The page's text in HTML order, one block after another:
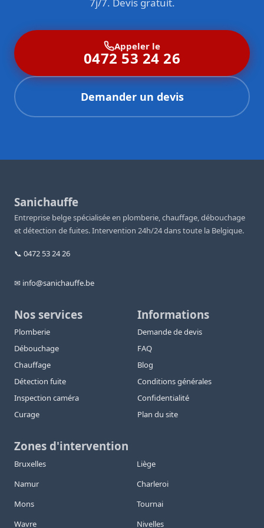
7j/7. Devis gratuit.
Appeler le
0472 53 24 26
Demander un devis
Sanichauffe
Entreprise belge spécialisée en plomberie, chauffage, débouchage
et détection de fuites. Intervention 24h/24 dans toute la Belgique.
📞 0472 53 24 26
✉ info@sanichauffe.be
Nos services
Plomberie
Débouchage
Chauffage
Détection fuite
Inspection caméra
Curage
Informations
Demande de devis
FAQ
Blog
Conditions générales
Confidentialité
Plan du site
Zones d'intervention
Bruxelles
Liège
Namur
Charleroi
Mons
Tournai
Wavre
Nivelles